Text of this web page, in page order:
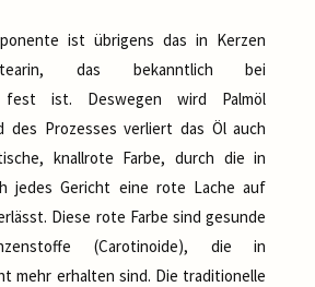
ist übrigens das in Kerzen
das bekanntlich bei
fest ist. Deswegen wird Palmöl
des Prozesses verliert das Öl auch
knallrote Farbe, durch die in
jedes Gericht eine rote Lache auf
Diese rote Farbe sind gesunde
(Carotinoide), die in
mehr erhalten sind. Die traditionelle